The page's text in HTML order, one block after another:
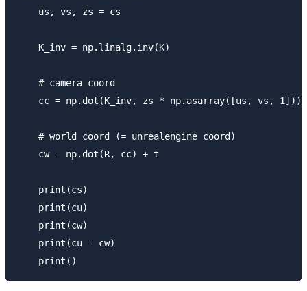
    us, vs, zs = cs
    K_inv = np.linalg.inv(K)
    # camera coord
    cc = np.dot(K_inv, zs * np.asarray([us, vs, 1]))
    # world coord (= unrealengine coord)
    cw = np.dot(R, cc) + t
    print(cs)
    print(cu)
    print(cw)
    print(cu - cw)